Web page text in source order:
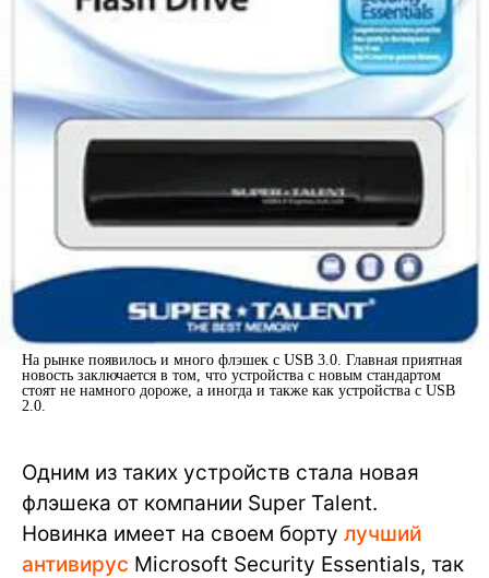
На рынке появилось и много флэшек с USB 3.0. Главная приятная
новость заключается в том, что устройства с новым стандартом
стоят не намного дороже, а иногда и также как устройства с USB
2.0.
Одним из таких устройств стала новая
флэшека от компании Super Talent.
Новинка имеет на своем борту лучший
антивирус Microsoft Security Essentials, так